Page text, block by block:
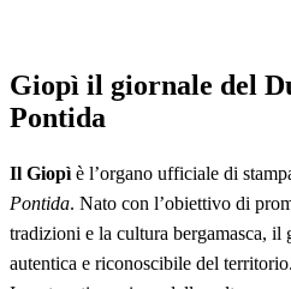
Giopì il giornale del
Pontida
Il Giopì è l’organo ufficiale di
Pontida. Nato con l’obiettivo di
tradizioni e la cultura bergamasca, il
autentica e riconoscibile del territorio.